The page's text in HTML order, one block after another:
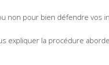
non pour bien défendre vos
expliquer la procédure